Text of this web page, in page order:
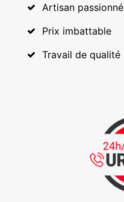
Artisan passionné
Prix imbattable
Travail de qualité